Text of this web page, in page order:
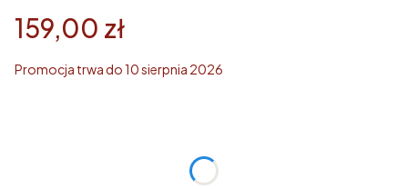
159,00 zł
Promocja trwa do 10 sierpnia 2026